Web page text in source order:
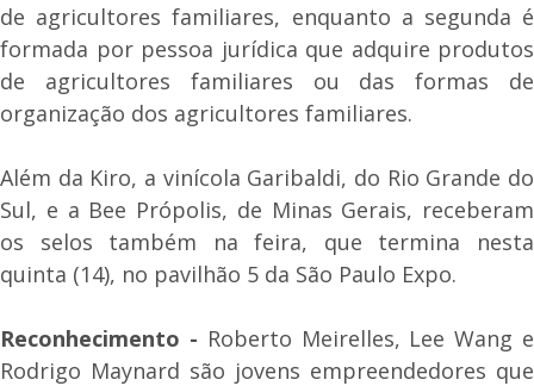
de agricultores familiares, enquanto a segunda é
formada por pessoa jurídica que adquire produtos
de agricultores familiares ou das formas de
organização dos agricultores familiares.
Além da Kiro, a vinícola Garibaldi, do Rio Grande do
Sul, e a Bee Própolis, de Minas Gerais, receberam
os selos também na feira, que termina nesta
quinta (14), no pavilhão 5 da São Paulo Expo.
Reconhecimento - Roberto Meirelles, Lee Wang e
Rodrigo Maynard são jovens empreendedores que